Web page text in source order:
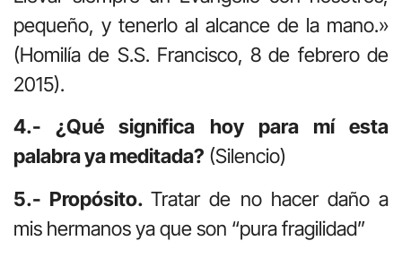
pequeño, y tenerlo al alcance de la mano.»
(Homilía de S.S. Francisco, 8 de febrero de
2015).
4.- ¿Qué significa hoy para mí esta
palabra ya meditada? (Silencio)
5.- Propósito.Tratar de no hacer daño a
mis hermanos ya que son “pura fragilidad”